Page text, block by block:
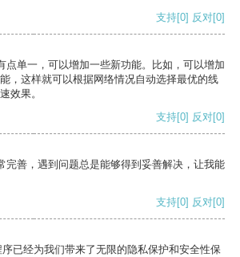
支持[0] 反对[0]
点单一，可以增加一些新功能。比如，可以增加
，这样就可以根据网络情况自动选择最优的线
效果。
支持[0] 反对[0]
完善，遇到问题总是能够得到妥善解决，让我能
支持[0] 反对[0]
已经为我们带来了无限的隐私保护和安全性保